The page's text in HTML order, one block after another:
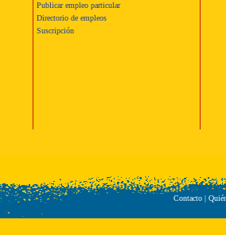
Publicar empleo particular
Directorio de empleos
Suscripción
Contacto|